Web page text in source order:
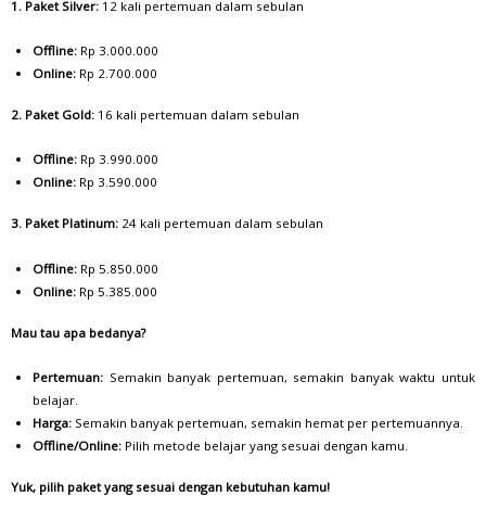
1. Paket Silver: 12 kali pertemuan dalam sebulan
Offline: Rp 3.000.000
Online: Rp 2.700.000
2. Paket Gold: 16 kali pertemuan dalam sebulan
Offline: Rp 3.990.000
Online: Rp 3.590.000
3. Paket Platinum: 24 kali pertemuan dalam sebulan
Offline: Rp 5.850.000
Online: Rp 5.385.000
Mau tau apa bedanya?
Pertemuan: Semakin banyak pertemuan, semakin banyak waktu untuk
belajar.
Harga: Semakin banyak pertemuan, semakin hemat per pertemuannya.
Offline/Online: Pilih metode belajar yang sesuai dengan kamu.
Yuk, pilih paket yang sesuai dengan kebutuhan kamu!